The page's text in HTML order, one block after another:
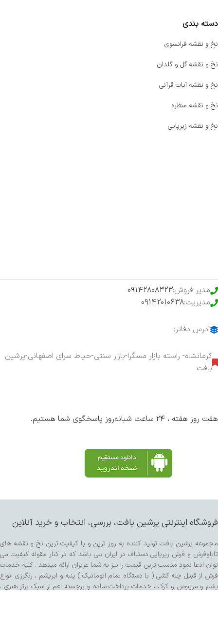
دسته بندی
نخ و نقشه فرانسوی
نخ و نقشه گل و گلدان
نخ و نقشه آیات قرآنی
نخ و نقشه منظره
نخ و نقشه زیرپایی
مدیر فروش:09142808323
مدیریت:09142010638
آدرس دفاتر:
کرمانشاه- راسته بازار مسگرا-بازار سنتی-حیاط سرای اصفهانی-پرشین
بافت
هفت روز هفته ، ۲۴ ساعت شبانه‌روز پاسخگوی شما هستیم.
فروشگاه اینترنتی پرشین بافت، بررسی، انتخاب و خرید آنلاین
مجموعه پرشین بافت تولید کننده به روز ترین و با کیفیت ترین نخ و نقشه های
تابلوفرش و فرش زیرپایی دستباف در ایران می باشد که در کنار مقوله کیفیت می
توان ادعا نمود مناسب ترین قیمت را نیز به شما عزیزان ارائه میدهد . کلیه خدمات
فرش از قبیل چله کشی ( با دستگاه تمام اتوماتیک ) پنبه و ابریشم ، رنگرزی انواع
پشم و مرینوس و کرک ، خدمات پرداخت ساده و برجسته اعم از سبک برتر هنری ،